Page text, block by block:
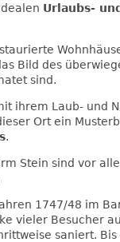
Urlaubs-
Bild des
sind.
ihrem Laub- und
Ort ein
.
Stein sind vor
1747/48 im
vieler Besucher
saniert.